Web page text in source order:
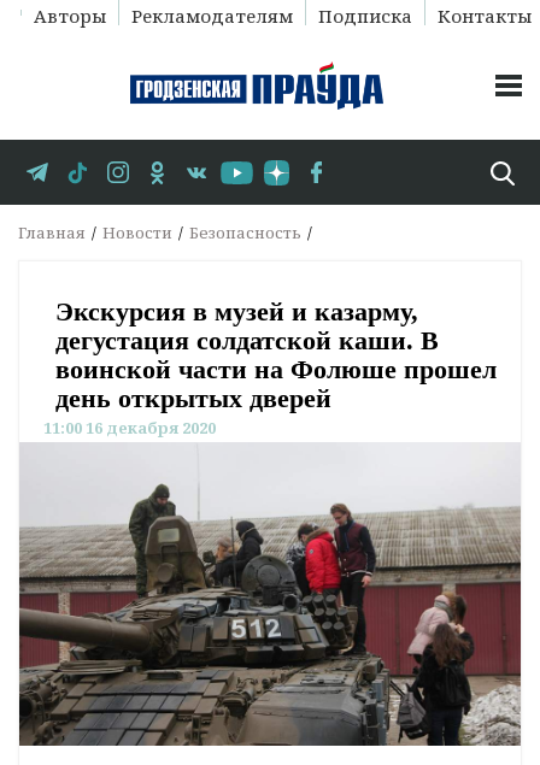
Авторы Рекламодателям Подписка Контакты
Главная Новости Безопасность
Экскурсия в музей и казарму,
дегустация солдатской каши. В
воинской части на Фолюше прошел
день открытых дверей
11:00 16 декабря 2020